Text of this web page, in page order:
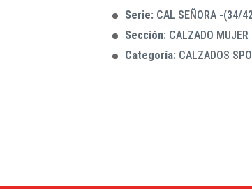
Serie: CAL SEÑORA -(34/
Sección: CALZADO MUJER
Categoría: CALZADOS